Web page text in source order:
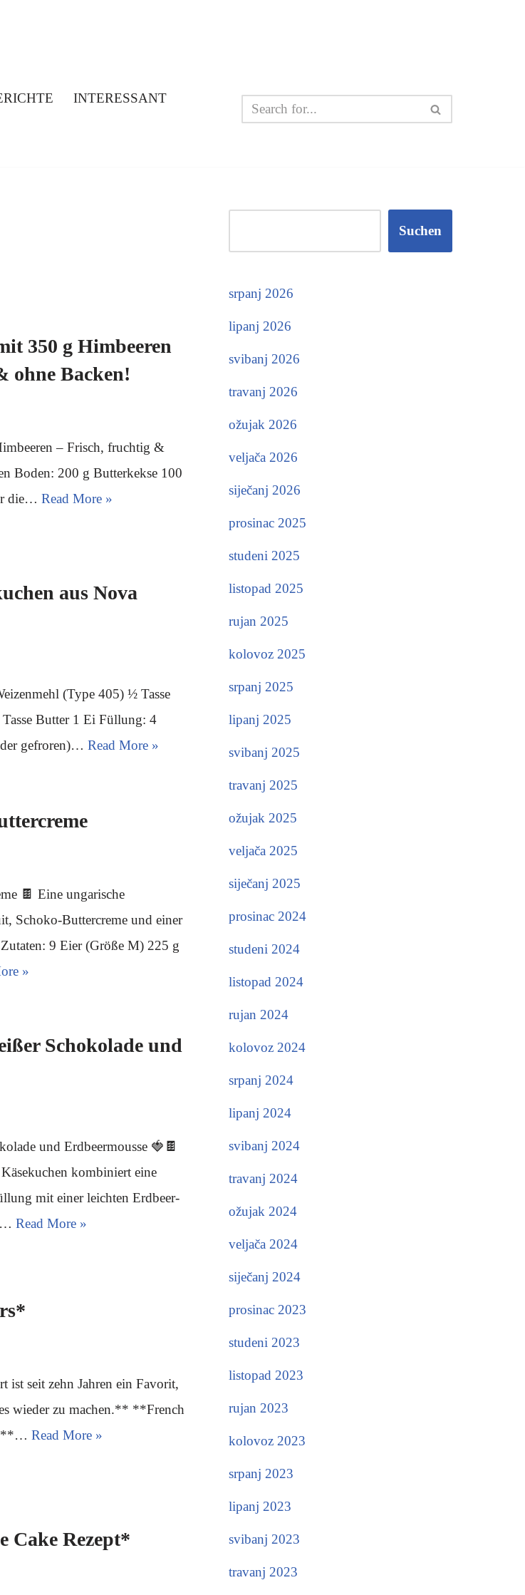
INTERESSANT
350 g Himbeeren
ohne Backen!
– Frisch, fruchtig &
Boden: 200 g Butterkekse 100
die… Read More »
aus Nova
(Type 405) ½ Tasse
Butter 1 Ei Füllung: 4
gefroren)… Read More »
🍫 Eine ungarische
Schoko-Buttercreme und einer
9 Eier (Größe M) 225 g
»
Schokolade und
und Erdbeermousse 🍓🍫
kombiniert eine
mit einer leichten Erdbeer-
Read More »
ist seit zehn Jahren ein Favorit,
wieder zu machen.** **French
Read More »
Cake Rezept*
Suchen
srpanj 2026
lipanj 2026
svibanj 2026
travanj 2026
ožujak 2026
veljača 2026
siječanj 2026
prosinac 2025
studeni 2025
listopad 2025
rujan 2025
kolovoz 2025
srpanj 2025
lipanj 2025
svibanj 2025
travanj 2025
ožujak 2025
veljača 2025
siječanj 2025
prosinac 2024
studeni 2024
listopad 2024
rujan 2024
kolovoz 2024
srpanj 2024
lipanj 2024
svibanj 2024
travanj 2024
ožujak 2024
veljača 2024
siječanj 2024
prosinac 2023
studeni 2023
listopad 2023
rujan 2023
kolovoz 2023
srpanj 2023
lipanj 2023
svibanj 2023
travanj 2023